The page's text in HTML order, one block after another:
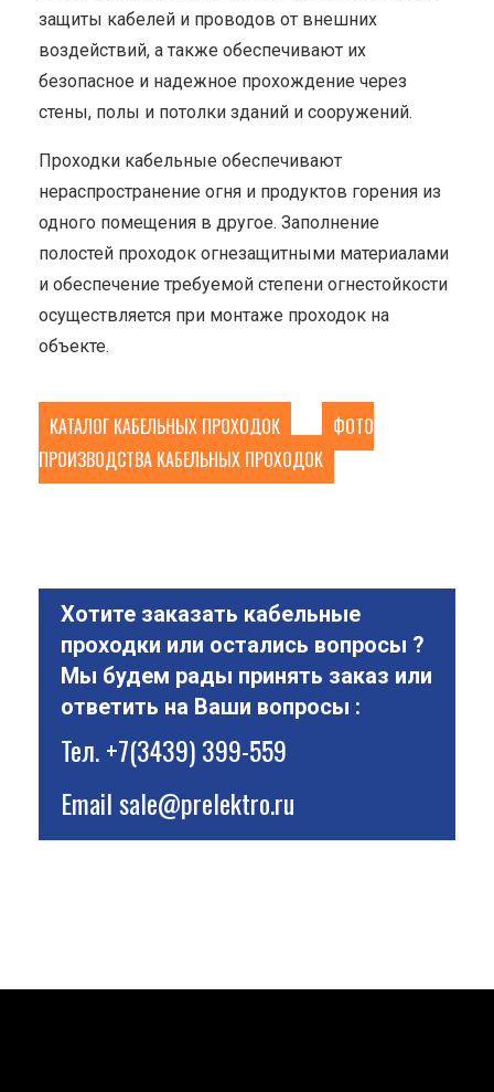
защиты кабелей и проводов от внешних
воздействий, а также обеспечивают их
безопасное и надежное прохождение через
стены, полы и потолки зданий и сооружений.
Проходки кабельные обеспечивают
нераспространение огня и продуктов горения из
одного помещения в другое. Заполнение
полостей проходок огнезащитными материалами
и обеспечение требуемой степени огнестойкости
осуществляется при монтаже проходок на
объекте.
КАТАЛОГ КАБЕЛЬНЫХ ПРОХОДОК
ФОТО
ПРОИЗВОДСТВА КАБЕЛЬНЫХ ПРОХОДОК
Хотите заказать кабельные
проходки или остались вопросы ?
Мы будем рады принять заказ или
ответить на Ваши вопросы :
Тел.+7(3439) 399-559
Emailsale@prelektro.ru